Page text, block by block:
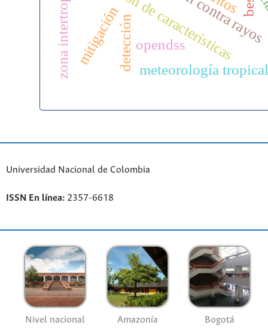
zona intertropical meteorología tropical
detección
mitigación opendss
Universidad Nacional de Colombia
ISSN En línea: 2357-6618
Nivel nacional Amazonía Bogotá